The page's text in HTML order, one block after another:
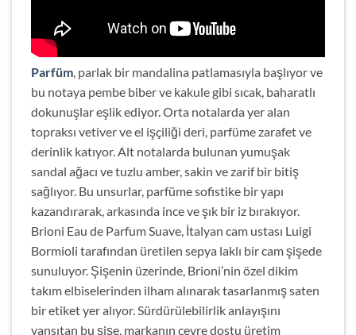
Parfüm, parlak bir mandalina patlamasıyla başlıyor ve
bu notaya pembe biber ve kakule gibi sıcak, baharatlı
dokunuşlar eşlik ediyor. Orta notalarda yer alan
topraksı vetiver ve el işçiliği deri, parfüme zarafet ve
derinlik katıyor. Alt notalarda bulunan yumuşak
sandal ağacı ve tuzlu amber, sakin ve zarif bir bitiş
sağlıyor. Bu unsurlar, parfüme sofistike bir yapı
kazandırarak, arkasında ince ve şık bir iz bırakıyor.
Brioni Eau de Parfum Suave, İtalyan cam ustası Luigi
Bormioli tarafından üretilen sepya laklı bir cam şişede
sunuluyor. Şişenin üzerinde, Brioni’nin özel dikim
takım elbiselerinden ilham alınarak tasarlanmış saten
bir etiket yer alıyor. Sürdürülebilirlik anlayışını
yansıtan bu şişe, markanın çevre dostu üretim